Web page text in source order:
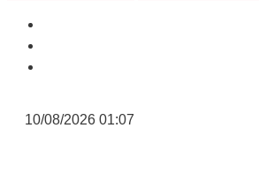
10/08/2026 01:07